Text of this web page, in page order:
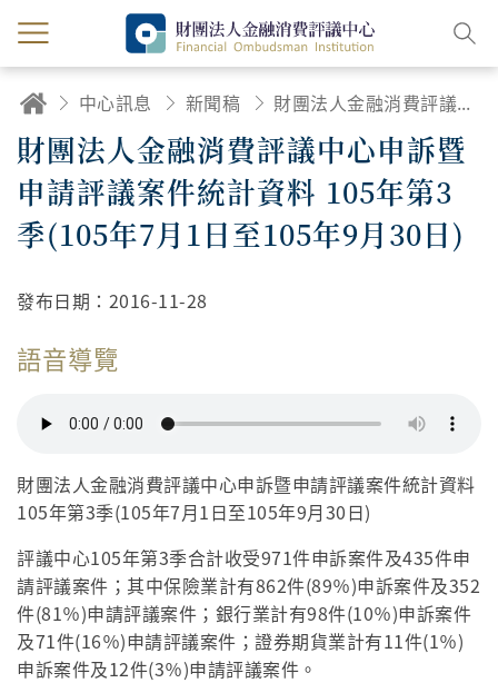
中心訊息 新聞稿 財團法人金融消費評議中心申訴暨申請評議案件統計資料 105年第3季(105年7月1日至105年9月30日)
財團法人金融消費評議中心申訴暨
申請評議案件統計資料 105年第3
季(105年7月1日至105年9月30日)
發布日期： 2016-11-28
語音導覽
財團法人金融消費評議中心申訴暨申請評議案件統計資料
105年第3季(105年7月1日至105年9月30日)
評議中心105年第3季合計收受971件申訴案件及435件申
請評議案件；其中保險業計有862件(89％)申訴案件及352
件(81％)申請評議案件；銀行業計有98件(10％)申訴案件
及71件(16％)申請評議案件；證券期貨業計有11件(1％)
申訴案件及12件(3％)申請評議案件。